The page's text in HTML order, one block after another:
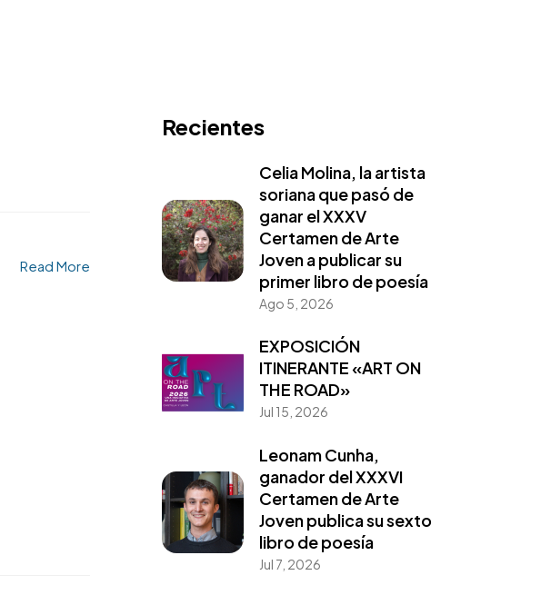
Read More
Recientes
Celia Molina, la artista
soriana que pasó de
ganar el XXXV
Certamen de Arte
Joven a publicar su
primer libro de poesía
Ago 5, 2026
EXPOSICIÓN
ITINERANTE «ART ON
THE ROAD»
Jul 15, 2026
Leonam Cunha,
ganador del XXXVI
Certamen de Arte
Joven publica su sexto
libro de poesía
Jul 7, 2026